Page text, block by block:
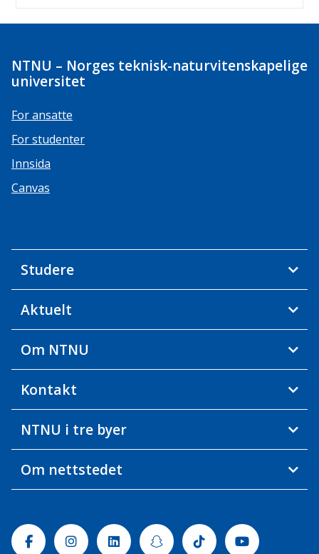
NTNU – Norges teknisk-naturvitenskapelige
universitet
For ansatte
For studenter
Innsida
Canvas
Studere
Aktuelt
Om NTNU
Kontakt
NTNU i tre byer
Om nettstedet
FacebookInstagramLinkedinSnapchatTiktok Youtube